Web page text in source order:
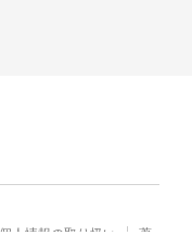
個人情報の取り扱い
著